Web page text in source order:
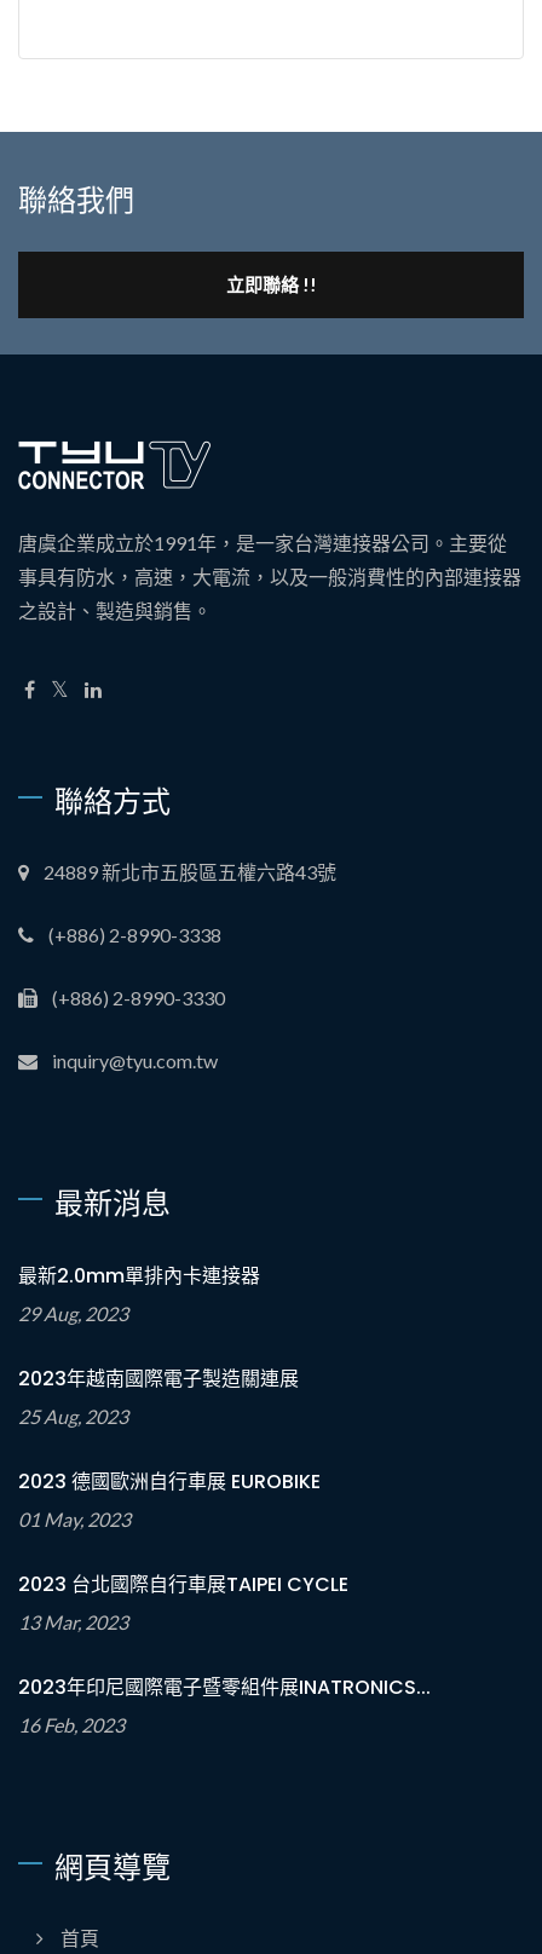
聯絡我們
立即聯絡 !!
唐虞企業成立於1991年，是一家台灣連接器公司。主要從
事具有防水，高速，大電流，以及一般消費性的內部連接器
之設計、製造與銷售。
聯絡方式
24889 新北市五股區五權六路43號
(+886) 2-8990-3338
(+886) 2-8990-3330
inquiry@tyu.com.tw
最新消息
最新2.0mm單排內卡連接器
29 Aug, 2023
2023年越南國際電子製造關連展
25 Aug, 2023
2023 德國歐洲自行車展 EUROBIKE
01 May, 2023
2023 台北國際自行車展TAIPEI CYCLE
13 Mar, 2023
2023年印尼國際電子暨零組件展INATRONICS...
16 Feb, 2023
網頁導覽
首頁